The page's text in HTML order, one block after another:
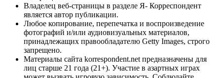
Владелец веб-страницы в разделе Я- Корреспондент
является автор публикации.
Любое копирование, перепечатка и воспроизведение
фотографий и/или аудиовизуальных материалов,
принадлежащих правообладателю Getty Images, строго
запрещено.
Материалы сайта korrespondent.net предназначены для
лиц старше 21 года (21+). Участие в азартных играх